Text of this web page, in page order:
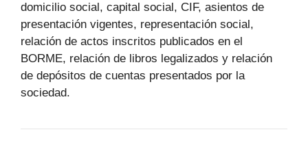
domicilio social, capital social, CIF, asientos de
presentación vigentes, representación social,
relación de actos inscritos publicados en el
BORME, relación de libros legalizados y relación
de depósitos de cuentas presentados por la
sociedad.